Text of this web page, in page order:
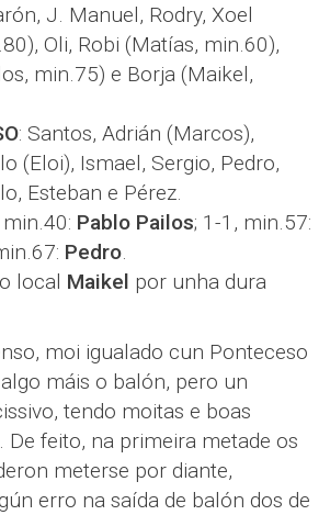
J. Manuel, Rodry, Xoel
Oli, Robi (Matías, min.60),
min.75) e Borja (Maikel,
: Santos, Adrián (Marcos),
(Eloi), Ismael, Sergio, Pedro,
Esteban e Pérez.
min.40: Pablo Pailos; 1-1, min.57:
Pedro.
local Maikel por unha dura
moi igualado cun Ponteceso
máis o balón, pero un
tendo moitas e boas
De feito, na primeira metade os
meterse por diante,
erro na saída de balón dos de